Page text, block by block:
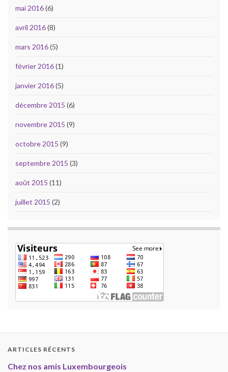
mai 2016(6)
avril 2016(8)
mars 2016(5)
février 2016(1)
janvier 2016(5)
décembre 2015 (6)
novembre 2015 (9)
octobre 2015 (9)
septembre 2015 (3)
août 2015 (11)
juillet 2015 (2)
ARTICLES RÉCENTS
Chez nos amis Luxembourgeois